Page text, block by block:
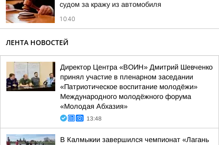
судом за кражу из автомобиля
10:40
ЛЕНТА НОВОСТЕЙ
Директор Центра «ВОИН» Дмитрий Шевченко
принял участие в пленарном заседании
«Патриотическое воспитание молодёжи»
Международного молодёжного форума
«Молодая Абхазия»
13:48
В Калмыкии завершился чемпионат «Лагань